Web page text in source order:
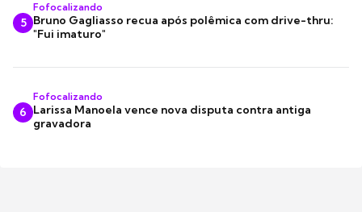
5
Fofocalizando
Bruno Gagliasso recua após polêmica com drive-thru:
"Fui imaturo"
6
Fofocalizando
Larissa Manoela vence nova disputa contra antiga
gravadora